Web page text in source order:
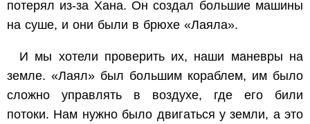
потерял из-за Хана. Он создал большие машины
на суше, и они были в брюхе «Лаяла».
И мы хотели проверить их, наши маневры на
земле. «Лаял» был большим кораблем, им было
сложно управлять в воздухе, где его били
потоки. Нам нужно было двигаться у земли, а это